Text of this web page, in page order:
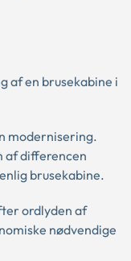
af en brusekabine i
modernisering.
af differencen
brusekabine.
ordlyden af
nødvendige